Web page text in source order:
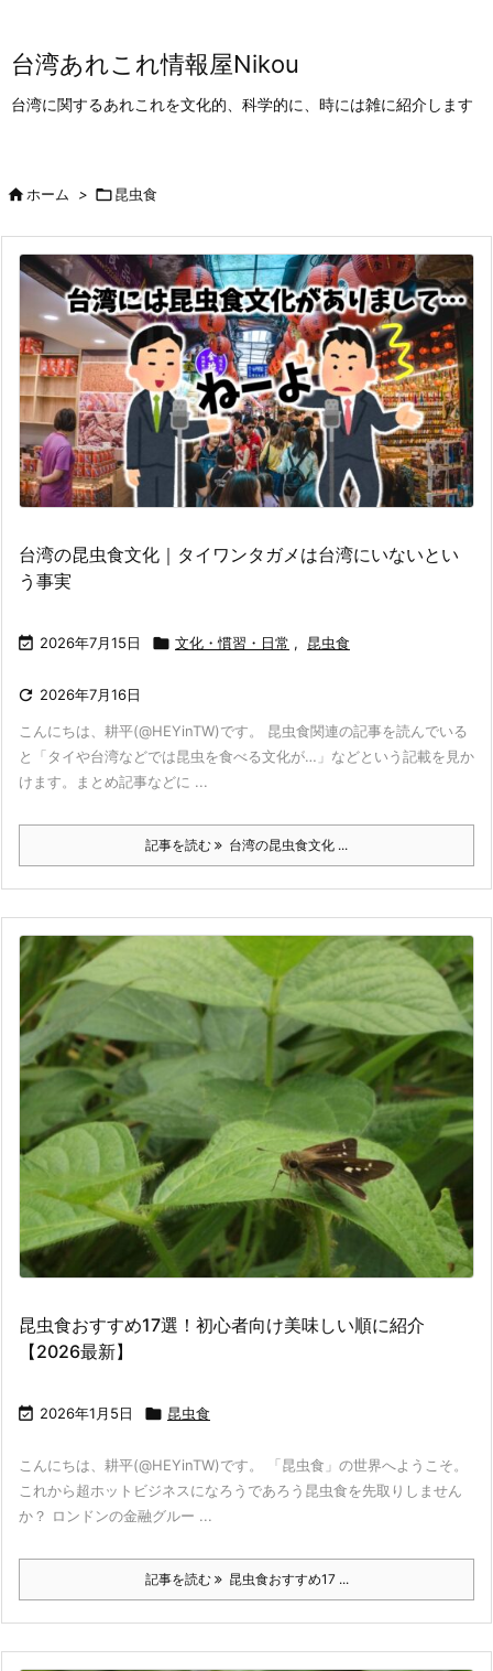
台湾あれこれ情報屋Nikou
台湾に関するあれこれを文化的、科学的に、時には雑に紹介します
ホーム > 昆虫食
台湾の昆虫食文化｜タイワンタガメは台湾にいないとい
う事実
 2026年7月15日  文化・慣習・日常 , 昆虫食
 2026年7月16日
こんにちは、耕平(@HEYinTW)です。 昆虫食関連の記事を読んでいる
と「タイや台湾などでは昆虫を食べる文化が…」などという記載を見か
けます。まとめ記事などに ...
記事を読む 台湾の昆虫食文化 ...
昆虫食おすすめ17選！初心者向け美味しい順に紹介
【2026最新】
 2026年1月5日  昆虫食
こんにちは、耕平(@HEYinTW)です。 「昆虫食」の世界へようこそ。
これから超ホットビジネスになろうであろう昆虫食を先取りしません
か？ ロンドンの金融グルー ...
記事を読む 昆虫食おすすめ17 ...